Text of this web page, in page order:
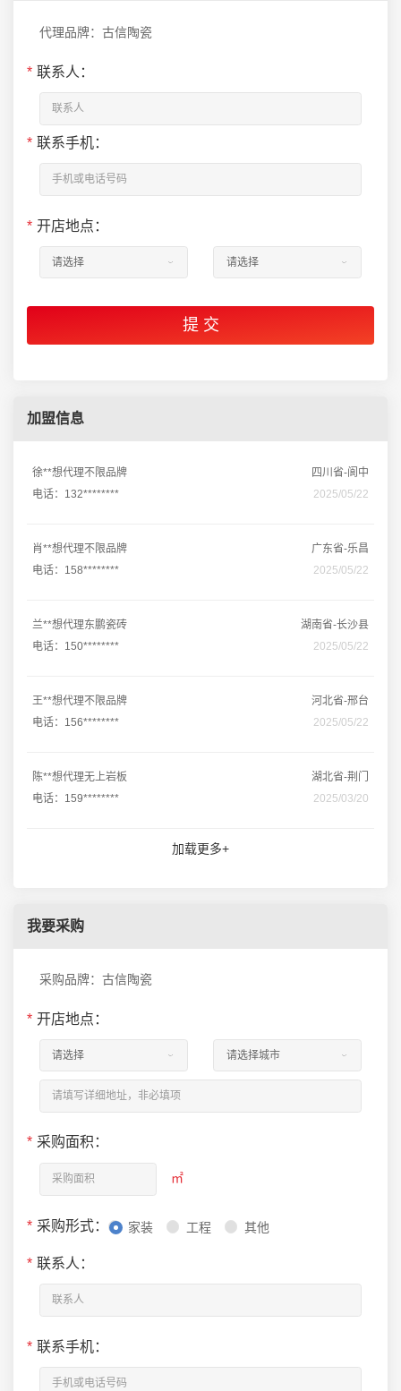
代理品牌：古信陶瓷
* 联系人：
* 联系手机：
* 开店地点：
加盟信息
徐**想代理不限品牌
四川省-阆中
电话：132********
2025/05/22
肖**想代理不限品牌
广东省-乐昌
电话：158********
2025/05/22
兰**想代理东鹏瓷砖
湖南省-长沙县
电话：150********
2025/05/22
王**想代理不限品牌
河北省-邢台
电话：156********
2025/05/22
陈**想代理无上岩板
湖北省-荆门
电话：159********
2025/03/20
加载更多+
我要采购
采购品牌：古信陶瓷
* 开店地点：
* 采购面积：
㎡
* 采购形式： 家装 工程 其他
* 联系人：
* 联系手机：